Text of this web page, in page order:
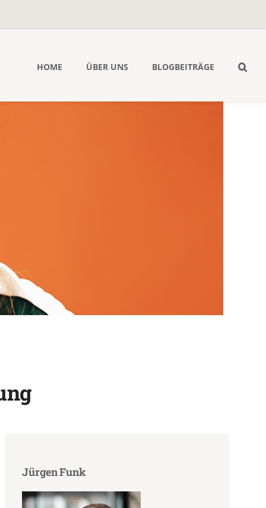
HOME ÜBER UNS BLOGBEITRÄGE
Jürgen Funk